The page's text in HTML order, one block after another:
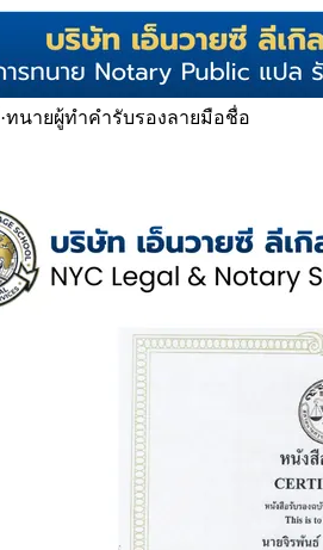
·ทนายผู้ทำคำรับรองลายมือชื่อ